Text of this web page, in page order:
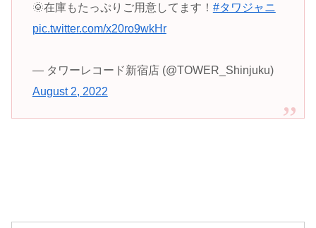
🌞在庫もたっぷりご用意してます！ #タワジャニ
pic.twitter.com/x20ro9wkHr
— タワーレコード新宿店 (@TOWER_Shinjuku)
August 2, 2022